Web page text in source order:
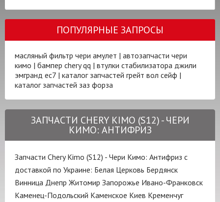
ПОПУЛЯРНЫЕ ЗАПРОСЫ
масляный фильтр чери амулет | автозапчасти чери
кимо | бампер chery qq | втулки стабилизатора джили
эмгранд ес7 | каталог запчастей грейт вол сейф |
каталог запчастей заз форза
ЗАПЧАСТИ CHERY KIMO (S12) - ЧЕРИ
КИМО: АНТИФРИЗ
Запчасти Chery Kimo (S12) - Чери Кимо: Антифриз с
доставкой по Украине: Белая Церковь Бердянск
Винница Днепр Житомир Запорожье Ивано-Франковск
Каменец-Подольский Каменское Киев Кременчуг